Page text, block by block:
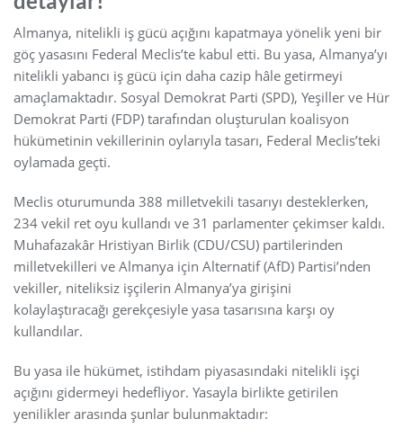
Almanya, nitelikli iş gücü açığını kapatmaya yönelik yeni bir
göç yasasını Federal Meclis’te kabul etti. Bu yasa, Almanya’yı
nitelikli yabancı iş gücü için daha cazip hâle getirmeyi
amaçlamaktadır. Sosyal Demokrat Parti (SPD), Yeşiller ve Hür
Demokrat Parti (FDP) tarafından oluşturulan koalisyon
hükümetinin vekillerinin oylarıyla tasarı, Federal Meclis’teki
oylamada geçti.
Meclis oturumunda 388 milletvekili tasarıyı desteklerken,
234 vekil ret oyu kullandı ve 31 parlamenter çekimser kaldı.
Muhafazakâr Hristiyan Birlik (CDU/CSU) partilerinden
milletvekilleri ve Almanya için Alternatif (AfD) Partisi’nden
vekiller, niteliksiz işçilerin Almanya’ya girişini
kolaylaştıracağı gerekçesiyle yasa tasarısına karşı oy
kullandılar.
Bu yasa ile hükümet, istihdam piyasasındaki nitelikli işçi
açığını gidermeyi hedefliyor. Yasayla birlikte getirilen
yenilikler arasında şunlar bulunmaktadır: